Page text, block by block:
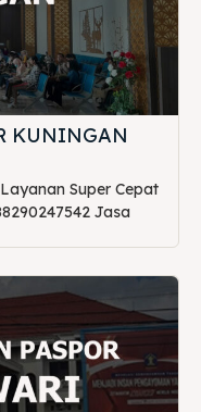
KUNINGAN
Super Cepat
Jasa